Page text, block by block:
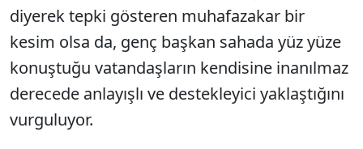
diyerek tepki gösteren muhafazakar bir
kesim olsa da, genç başkan sahada yüz yüze
konuştuğu vatandaşların kendisine inanılmaz
derecede anlayışlı ve destekleyici yaklaştığını
vurguluyor.